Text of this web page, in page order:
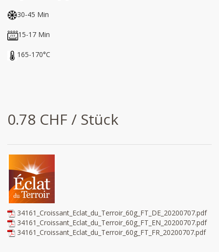
30-45 Min
15-17 Min
165-170°C
0.78 CHF / Stück
34161_Croissant_Eclat_du_Terroir_60g_FT_DE_20200707.pdf
34161_Croissant_Eclat_du_Terroir_60g_FT_EN_20200707.pdf
34161_Croissant_Eclat_du_Terroir_60g_FT_FR_20200707.pdf